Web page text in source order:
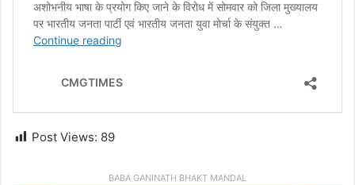
Post Views: 89
BABA GANINATH BHAKT MANDAL